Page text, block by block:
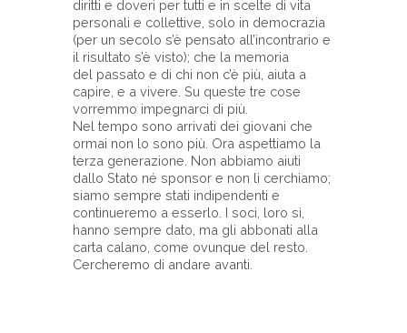
diritti e doveri per tutti e in scelte di vita
personali e collettive, solo in democrazia
(per un secolo s’è pensato all’incontrario e
il risultato s’è visto); che la memoria
del passato e di chi non c’è più, aiuta a
capire, e a vivere. Su queste tre cose
vorremmo impegnarci di più.
Nel tempo sono arrivati dei giovani che
ormai non lo sono più. Ora aspettiamo la
terza generazione. Non abbiamo aiuti
dallo Stato né sponsor e non li cerchiamo;
siamo sempre stati indipendenti e
continueremo a esserlo. I soci, loro sì,
hanno sempre dato, ma gli abbonati alla
carta calano, come ovunque del resto.
Cercheremo di andare avanti.